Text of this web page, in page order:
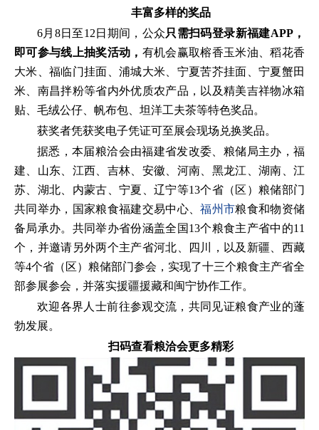
丰富多样的奖品
6月8日至12日期间，公众只需扫码登录新福建APP，
即可参与线上抽奖活动， 有机会赢取榕香玉米油、稻花香
大米、福临门挂面、浦城大米、宁夏苦芥挂面、宁夏蟹田
米、南昌拌粉等省内外优质农产品，以及精美吉祥物冰箱
贴、毛绒公仔、帆布包、坦洋工夫茶等特色奖品。
获奖者凭获奖电子凭证可至展会现场兑换奖品。
据悉，本届粮洽会由福建省发改委、粮储局主办，福
建、山东、江西、吉林、安徽、河南、黑龙江、湖南、江
苏、湖北、内蒙古、宁夏、辽宁等13个省（区）粮储部门
共同举办，国家粮食福建交易中心、福州市粮食和物资储
备局承办。共同举办省份涵盖全国13个粮食主产省中的11
个，并邀请另外两个主产省河北、四川，以及新疆、西藏
等4个省（区）粮储部门参会，实现了十三个粮食主产省全
部参展参会，并落实援疆援藏和闽宁协作工作。
欢迎各界人士前往参观交流，共同见证粮食产业的蓬
勃发展。
扫码查看粮洽会更多精彩